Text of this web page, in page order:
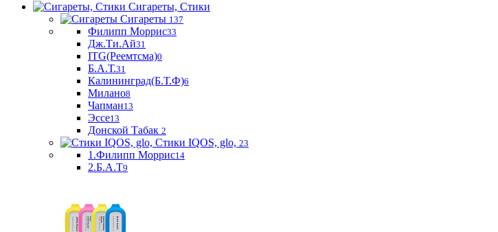
Сигареты, Стики
Сигареты 137
Филипп Моррис33
Дж.Ти.Ай31
ITG(Реемтсма)0
Б.А.Т.31
Калининград(Б.Т.Ф)6
Милано8
Чапман13
Эссе13
Донской Табак 2
Стики IQOS, glo, 23
1.Филипп Моррис14
2.Б.А.Т9